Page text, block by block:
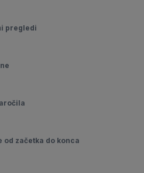
pregledi
od začetka do konca